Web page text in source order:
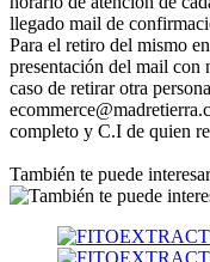
llegado mail de
Para el retiro del mismo
presentación del mail con
caso de retirar otra
completo y C.I de quien
También te puede interesar